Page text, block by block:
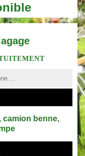
camion benne,